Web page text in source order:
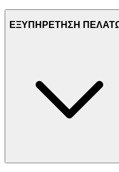
ΕΞΥΠΗΡΕΤΗΣΗ